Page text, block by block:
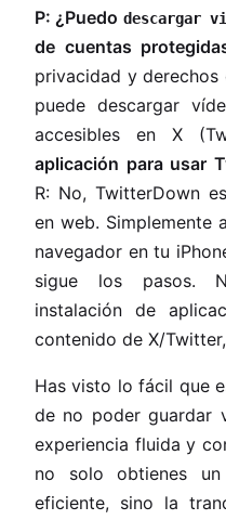
P: ¿Puedo descargar
de cuentas
privacidad y
puede descargar
accesibles en X
aplicación para usar
R: No, TwitterDown
en web. Simplemente
navegador en tu
sigue los pasos.
instalación de
contenido de X/
Has visto lo fácil que
de no poder guardar
experiencia fluida y
no solo obtienes un
eficiente, sino la